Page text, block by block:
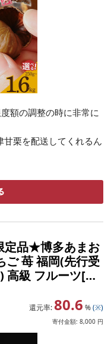
額の調整の時に非常に
栗を配送してくれるん
定品★博多あまお
ご 苺 福岡(先行受
高級 フルーツ[あ
還元率: 80.6 % (※)
寄付金額: 8,000 円